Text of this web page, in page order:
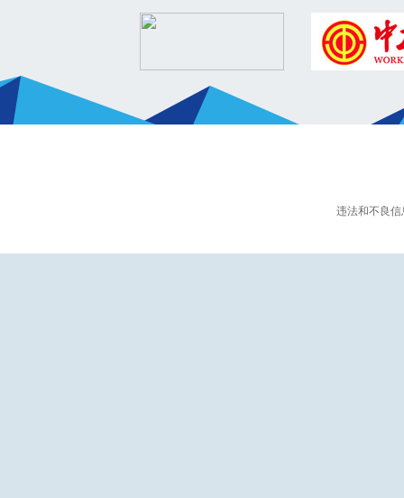
违法和不良信